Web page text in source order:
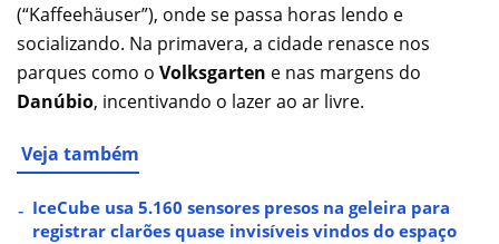
(“Kaffeehäuser”), onde se passa horas lendo e
socializando. Na primavera, a cidade renasce nos
parques como o Volksgarten e nas margens do
Danúbio, incentivando o lazer ao ar livre.
Veja também
IceCube usa 5.160 sensores presos na geleira para
registrar clarões quase invisíveis vindos do espaço